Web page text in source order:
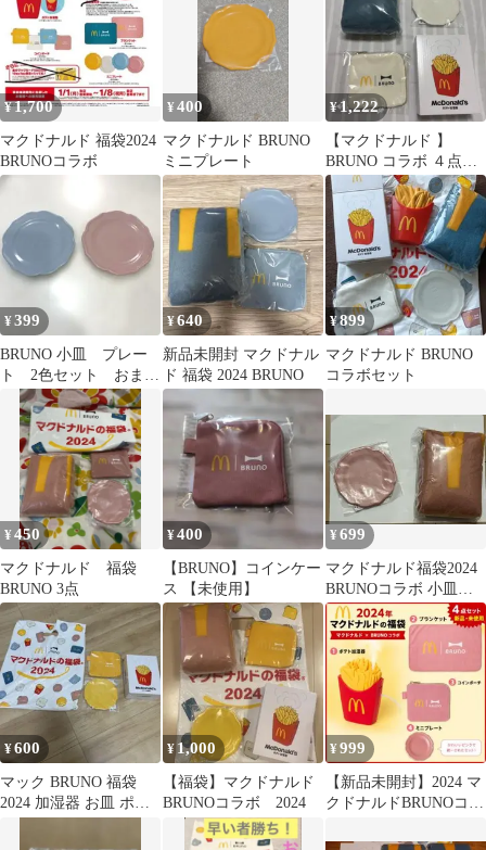
¥1,700
マクドナルド 福袋2024
BRUNOコラボ
¥400
マクドナルド BRUNO
ミニプレート
¥1,222
【マクドナルド 】
BRUNO コラボ ４点セ
ット【福袋2024】
¥399
BRUNO 小皿 プレー
ト 2色セット おまま
ごと
¥640
新品未開封 マクドナル
ド 福袋 2024 BRUNO
¥899
マクドナルド BRUNO
コラボセット
¥450
マクドナルド 福袋
BRUNO 3点
¥400
【BRUNO】コインケー
ス 【未使用】
¥699
マクドナルド福袋2024
BRUNOコラボ 小皿＆
ブランケット 2点セッ
ト 美品
¥600
マック BRUNO 福袋
2024 加湿器 お皿 ポー
¥ 1,000
【福袋】マクドナルド
BRUNOコラボ 2024
¥999
【新品未開封】2024 マ
クドナルドBRUNOコラ